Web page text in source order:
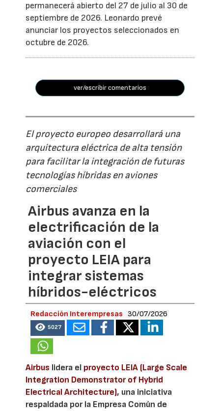
permanecerá abierto del 27 de julio al 30 de
septiembre de 2026. Leonardo prevé
anunciar los proyectos seleccionados en
octubre de 2026.
ver/escribir comentarios
El proyecto europeo desarrollará una
arquitectura eléctrica de alta tensión
para facilitar la integración de futuras
tecnologías híbridas en aviones
comerciales
Airbus avanza en la
electrificación de la
aviación con el
proyecto LEIA para
integrar sistemas
híbridos-eléctricos
Redacción Interempresas 30/07/2026
5027
Airbus lidera el proyecto LEIA (Large Scale
Integration Demonstrator of Hybrid
Electrical Architecture), una iniciativa
respaldada por la Empresa Común de